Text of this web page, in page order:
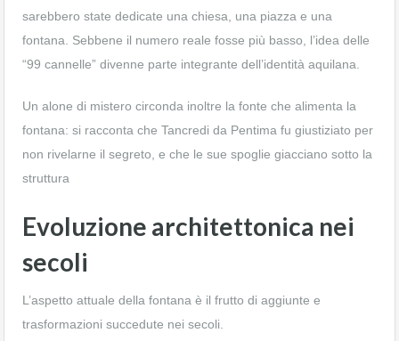
sarebbero state dedicate una chiesa, una piazza e una
fontana. Sebbene il numero reale fosse più basso, l’idea delle
“99 cannelle” divenne parte integrante dell’identità aquilana.
Un alone di mistero circonda inoltre la fonte che alimenta la
fontana: si racconta che Tancredi da Pentima fu giustiziato per
non rivelarne il segreto, e che le sue spoglie giacciano sotto la
struttura
Evoluzione architettonica nei
secoli
L’aspetto attuale della fontana è il frutto di aggiunte e
trasformazioni succedute nei secoli.